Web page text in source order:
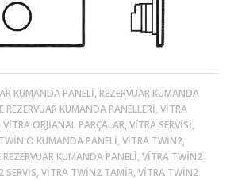
KUMANDA PANELI, REZERVUAR KUMANDA
REZERVUAR KUMANDA PANELLERI, VITRA
ORJIANAL PARÇALAR, VITRA SERVISI,
O KUMANDA PANELI, VITRA TWIN2,
KUMANDA PANELI, VITRA TWIN2
SERVIS, VITRA TWIN2 TAMIR, VITRA TWIN2